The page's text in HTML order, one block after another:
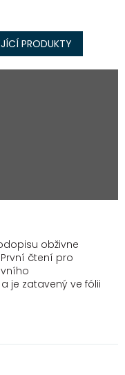
PRODUKTY
obživne
čtení pro
je zatavený ve fólii